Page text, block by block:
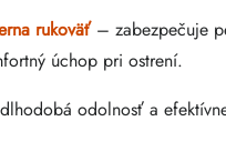
rukoväť– zabezpečuje
úchop pri ostrení.
odolnosť a